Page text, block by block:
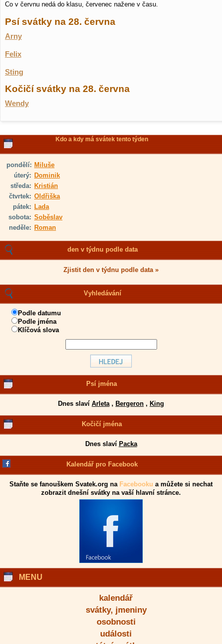
Co v červnu nedá do klasu, červenec nažene v času.
Psí svátky na 28. června
Arny
Felix
Sting
Kočičí svátky na 28. června
Wendy
Kdo a kdy má svátek tento týden
pondělí: Miluše
úterý: Dominik
středa: Kristián
čtvrtek: Oldřiška
pátek: Lada
sobota: Soběslav
neděle: Roman
den v týdnu podle data
Zjistit den v týdnu podle data »
Vyhledávání
Podle datumu
Podle jména
Klíčová slova
Psí jména
Dnes slaví Arleta, Bergeron , King
Kočičí jména
Dnes slaví Packa
Kalendář pro Facebook
Staňte se fanouškem Svatek.org na Facebooku a můžete si nechat
zobrazit dnešní svátky na vaší hlavní stránce.
MENU
kalendář
svátky, jmeniny
osobnosti
události